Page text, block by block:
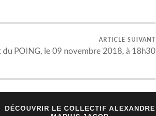
ARTICLE SUIVANT
du POING, le 09 novembre 2018, à 18h30
DÉCOUVRIR LE COLLECTIF ALEXANDRE